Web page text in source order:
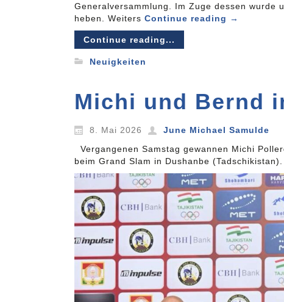
Generalversammlung. Im Zuge dessen wurde
heben. Weiters Continue reading →
Continue reading...
Neuigkeiten
Michi und Bernd
8. Mai 2026
June Michael Samulde
Vergangenen Samstag gewannen Michi
beim Grand Slam in Dushanbe (Tadschikistan).